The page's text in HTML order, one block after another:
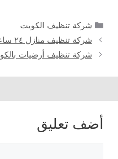
التصنيفات
شركة تنظيف الكويت
شركة تنظيف منازل ٢٤ ساعة
شركة تنظيف أرضيات
أضف تعليق